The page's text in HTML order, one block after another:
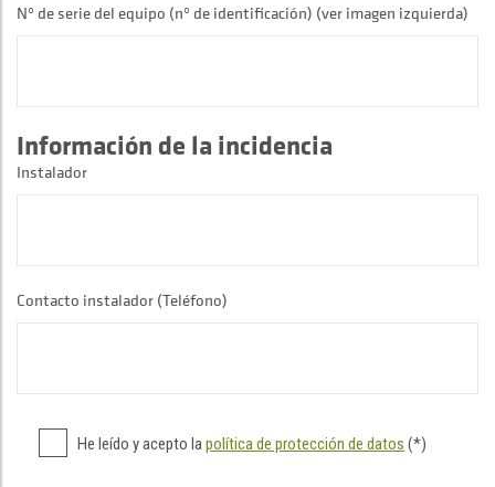
Nº de serie del equipo (nº de identificación) (ver imagen izquierda)
Información de la incidencia
Instalador
Contacto instalador (Teléfono)
He leído y acepto lapolítica de protección de datos (*)